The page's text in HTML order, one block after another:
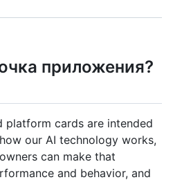
приложения?
platform cards are intended
our AI technology works,
can make that
and behavior, and